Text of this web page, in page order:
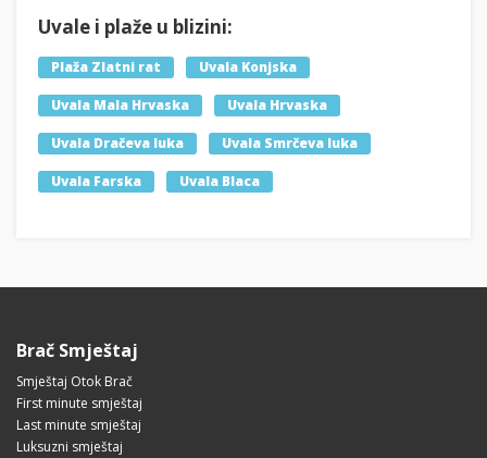
Uvale i plaže u blizini:
Plaža Zlatni rat Uvala Konjska
Uvala Mala Hrvaska Uvala Hrvaska
Uvala Dračeva luka Uvala Smrčeva luka
Uvala Farska Uvala Blaca
Brač Smještaj
Smještaj Otok Brač
First minute smještaj
Last minute smještaj
Luksuzni smještaj